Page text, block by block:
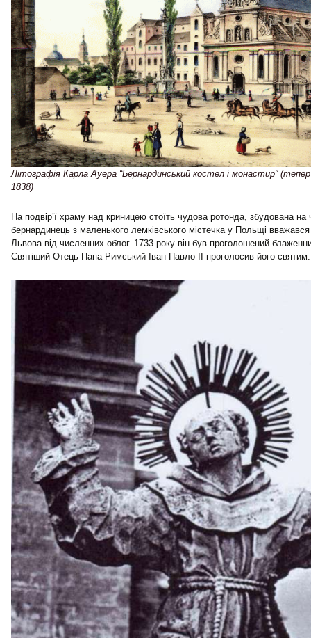
Літографія Карла Ауера “Бернардинський костел і монастир”
1838)
На подвір’ї храму над криницею стоїть чудова ротонда, збудована
бернардинець з маленького лемківського містечка у Польщі
Львова від численних облог. 1733 року він був проголошений
Святіший Отець Папа Римський Іван Павло ІІ проголосив його святим.